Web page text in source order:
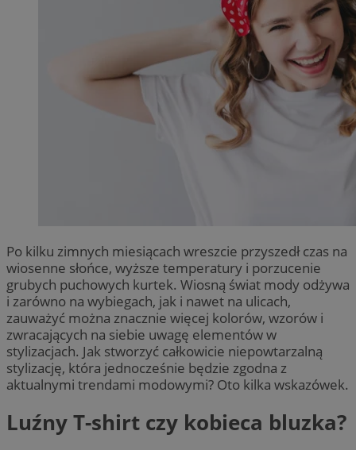
Po kilku zimnych miesiącach wreszcie przyszedł czas na
wiosenne słońce, wyższe temperatury i porzucenie
grubych puchowych kurtek. Wiosną świat mody odżywa
i zarówno na wybiegach, jak i nawet na ulicach,
zauważyć można znacznie więcej kolorów, wzorów i
zwracających na siebie uwagę elementów w
stylizacjach. Jak stworzyć całkowicie niepowtarzalną
stylizację, która jednocześnie będzie zgodna z
aktualnymi trendami modowymi? Oto kilka wskazówek.
Luźny T-shirt czy kobieca bluzka?